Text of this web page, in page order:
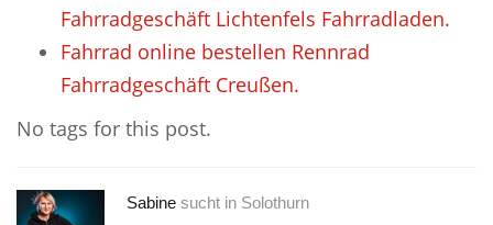
Fahrradgeschäft Lichtenfels Fahrradladen.
Fahrrad online bestellen Rennrad
Fahrradgeschäft Creußen.
No tags for this post.
Sabine sucht in Solothurn